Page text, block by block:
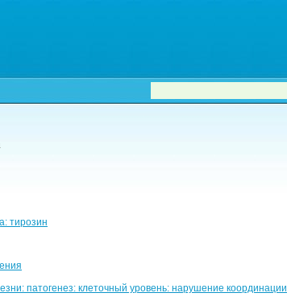
тирозин
патогенез: клеточный уровень: нарушение координации